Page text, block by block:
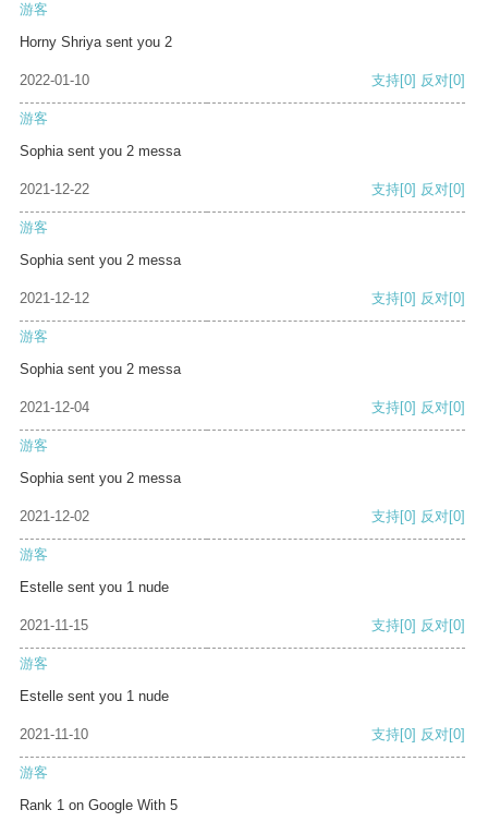
游客
Horny Shriya sent you 2
2022-01-10 支持[0] 反对[0]
游客
Sophia sent you 2 messa
2021-12-22 支持[0] 反对[0]
游客
Sophia sent you 2 messa
2021-12-12 支持[0] 反对[0]
游客
Sophia sent you 2 messa
2021-12-04 支持[0] 反对[0]
游客
Sophia sent you 2 messa
2021-12-02 支持[0] 反对[0]
游客
Estelle sent you 1 nude
2021-11-15 支持[0] 反对[0]
游客
Estelle sent you 1 nude
2021-11-10 支持[0] 反对[0]
游客
Rank 1 on Google With 5